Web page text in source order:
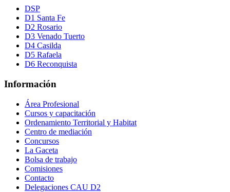
DSP
D1 Santa Fe
D2 Rosario
D3 Venado Tuerto
D4 Casilda
D5 Rafaela
D6 Reconquista
Información
Área Profesional
Cursos y capacitación
Ordenamiento Territorial y Habitat
Centro de mediación
Concursos
La Gaceta
Bolsa de trabajo
Comisiones
Contacto
Delegaciones CAU D2